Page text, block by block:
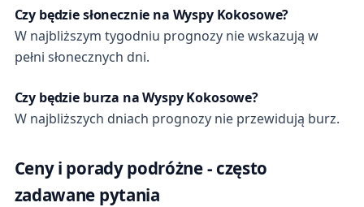
Czy będzie słonecznie na Wyspy Kokosowe?
W najbliższym tygodniu prognozy nie wskazują w
pełni słonecznych dni.
Czy będzie burza na Wyspy Kokosowe?
W najbliższych dniach prognozy nie przewidują burz.
Ceny i porady podróżne - często
zadawane pytania